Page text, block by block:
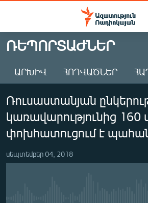
Մատչելիության
Անցնել
հիմնական
Անցնել
հիմնական
մենյուին
Որոնում
ԱԶԱՏՈՒԹՅՈՒՆ TV
ՀԱՅԱՍՏԱՆ
ԸՆՏՐՈՒԹՅՈՒՆՆԵՐ 2026
ԻՐԱՎՈՒՆՔ
ՏՆՏԵՍՈՒԹՅՈՒՆ
ՌԵՊՈՐՏԱԺՆԵՐ
ԱՐԽԻՎ ՀՈԴՎԱԾՆԵՐ
Ռուսաստանյան
կառավարությունից 160
փոխհատուցում է
սեպտեմբեր 04, 2018